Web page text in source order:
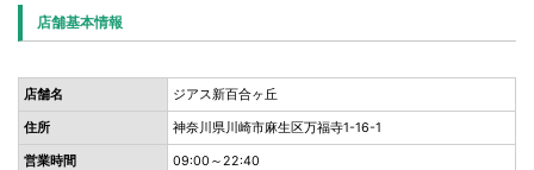
店舗基本情報
店舗名 ジアス新百合ヶ丘
住所 神奈川県川崎市麻生区万福寺1-16-1
営業時間 09:00～22:40